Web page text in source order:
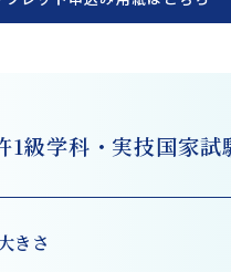
1級学科・実技国家試
きさ